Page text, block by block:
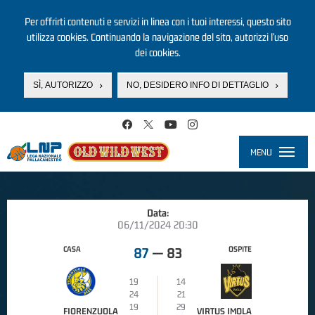
Per offrirti contenuti e servizi in linea con i tuoi interessi, questo sito
utilizza cookies. Continuando la navigazione del sito, autorizzi l’uso
dei cookies.
SÌ, AUTORIZZO NO, DESIDERO INFO DI DETTAGLIO
MENU
Data:
06/11/2024 20:30
CASA
FIORENZUOLA
87 — 83
19
14
24
21
19
29
OSPITE
VIRTUS IMOLA